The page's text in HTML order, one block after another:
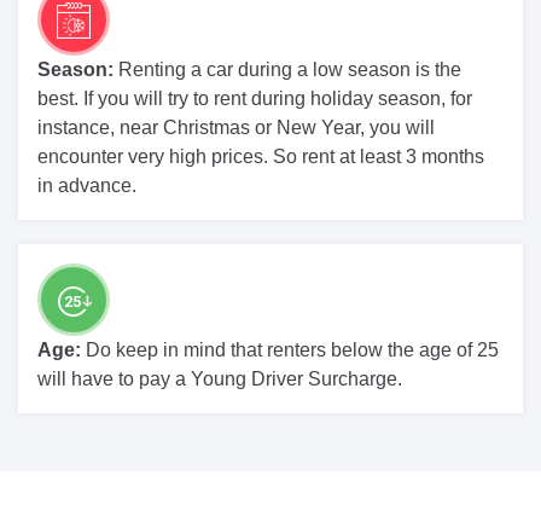
Season: Renting a car during a low season is the
best. If you will try to rent during holiday season, for
instance, near Christmas or New Year, you will
encounter very high prices. So rent at least 3 months
in advance.
Age: Do keep in mind that renters below the age of 25
will have to pay a Young Driver Surcharge.